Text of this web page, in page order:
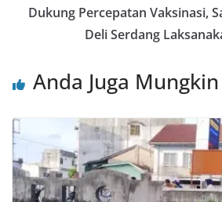
Dukung Percepatan Vaksinasi,
Deli Serdang
Anda Juga